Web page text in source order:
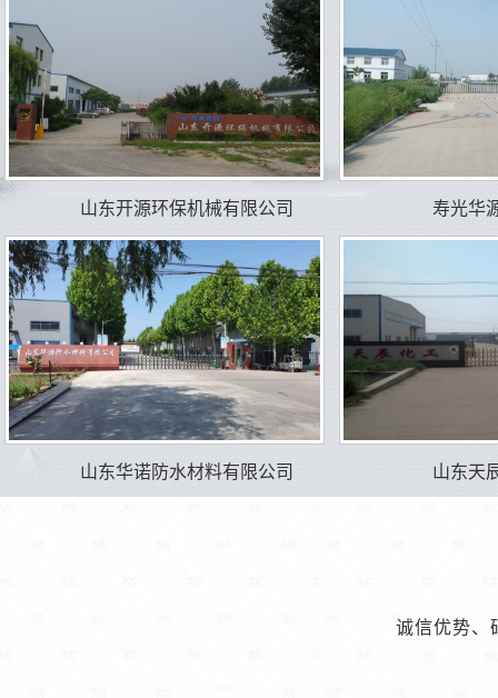
山东开源环保机械有限公司 寿光华
山东华诺防水材料有限公司 山东天
诚信优势、